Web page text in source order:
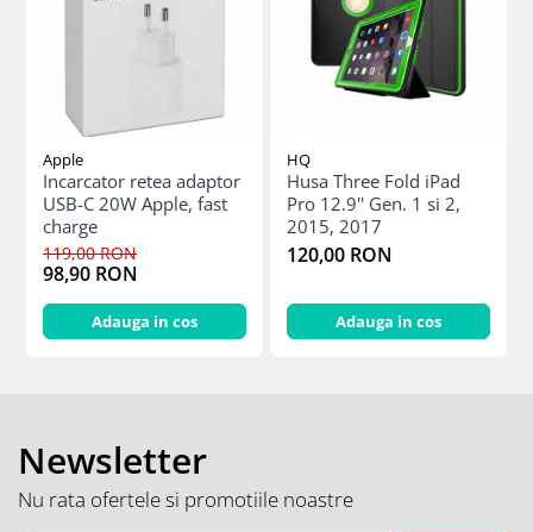
iPhone 14 Plus
iPhone 14 Pro
iPhone 14 Pro Max
iPhone 15
iPhone 15 Plus
iPhone 15 Pro
iPhone 16
iPhone 5
iPhone 6
Apple
Incarcator retea adaptor
USB-C 20W Apple, fast
charge
119,00 RON
98,90 RON
Adauga in cos
HQ
Husa Three Fold iPad
Pro 12.9'' Gen. 1 si 2,
2015, 2017
120,00 RON
Adauga in cos
Newsletter
Nu rata ofertele si promotiile noastre